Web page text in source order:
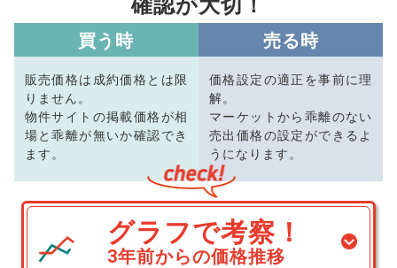
買う時
販売価格は成約価格とは限
りません。
物件サイトの掲載価格が相
場と乖離が無いか確認でき
ます。
売る時
価格設定の適正を事前に理
解。
マーケットから乖離のない
売出価格の設定ができるよ
うになります。
グラフで考察！
3年前からの価格推移